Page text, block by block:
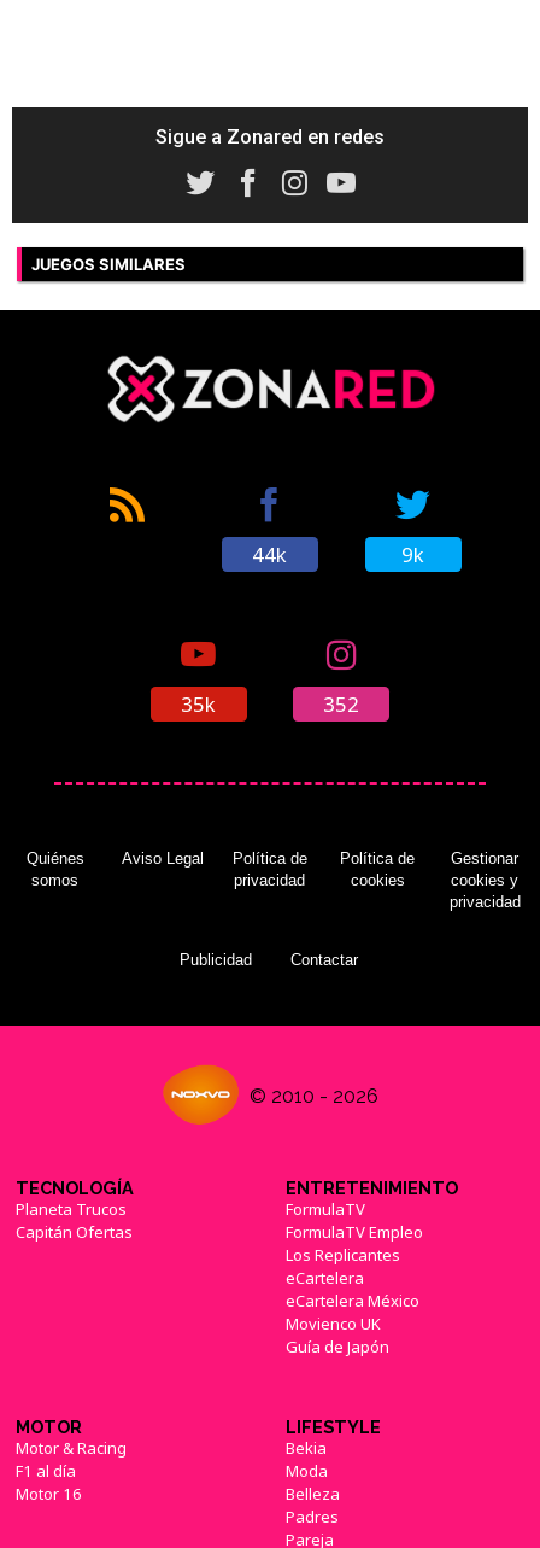
Sigue a Zonared en redes
JUEGOS SIMILARES
44k 9k
35k 352
Quiénes
somos
Aviso Legal
Política de
privacidad
Política de
cookies
Gestionar
cookies y
privacidad
Publicidad Contactar
© 2010 - 2026
TECNOLOGÍA
Planeta Trucos
Capitán Ofertas
ENTRETENIMIENTO
FormulaTV
FormulaTV Empleo
Los Replicantes
eCartelera
eCartelera México
Movienco UK
Guía de Japón
MOTOR
Motor & Racing
F1 al día
Motor 16
LIFESTYLE
Bekia
Moda
Belleza
Padres
Pareja